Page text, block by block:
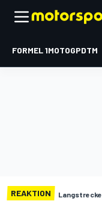
FORMEL 1MOTOGPDTM
REAKTION Langstrecke